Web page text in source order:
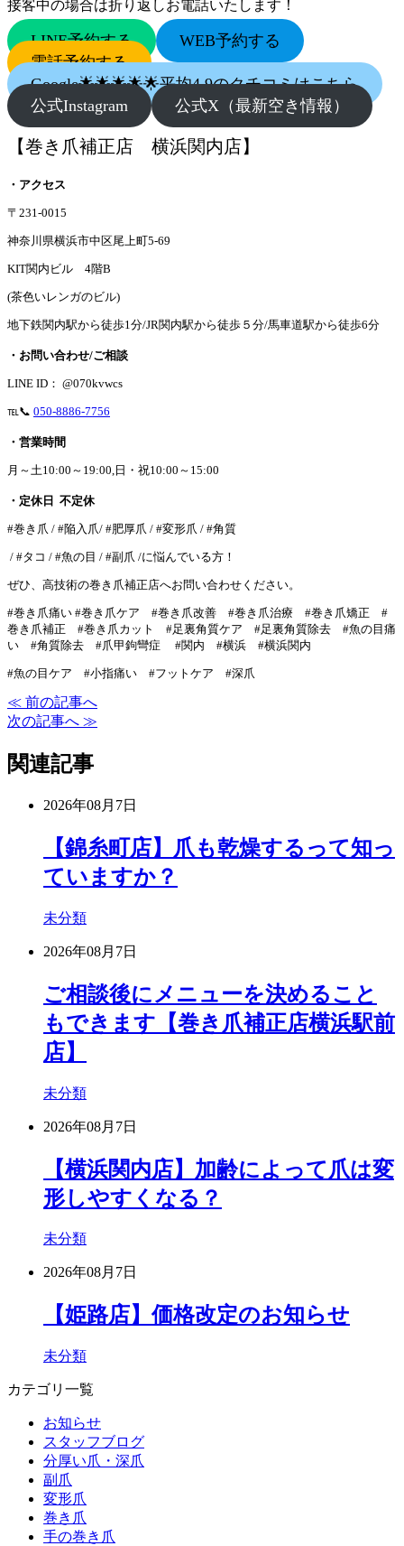
接客中の場合は折り返しお電話いたします！
LINE予約する
WEB予約する
電話予約する
Google🌟🌟🌟🌟🌟平均4.9のクチコミはこちら
公式Instagram
公式X（最新空き情報）
【巻き爪補正店 横浜関内店】
・アクセス
〒231-0015
神奈川県横浜市中区尾上町5-69
KIT関内ビル 4階B
(茶色いレンガのビル)
地下鉄関内駅から徒歩1分/JR関内駅から徒歩５分/馬車道駅から徒歩6分
・お問い合わせ/ご相談
LINE ID： @070kvwcs
℡📞 050-8886-7756
・営業時間
月～土10:00～19:00,日・祝10:00～15:00
・定休日 不定休
#巻き爪 / #陥入爪/ #肥厚爪 / #変形爪 / #角質
/ #タコ / #魚の目 / #副爪 /に悩んでいる方！
ぜひ、高技術の巻き爪補正店へお問い合わせください。
#巻き爪痛い #巻き爪ケア #巻き爪改善 #巻き爪治療 #巻き爪矯正 #
巻き爪補正 #巻き爪カット #足裏角質ケア #足裏角質除去 #魚の目痛
い #角質除去 #爪甲鉤彎症 #関内 #横浜 #横浜関内
#魚の目ケア #小指痛い #フットケア #深爪
≪ 前の記事へ
次の記事へ ≫
関連記事
2026年08月7日
【錦糸町店】爪も乾燥するって知っ
ていますか？
未分類
2026年08月7日
ご相談後にメニューを決めること
もできます【巻き爪補正店横浜駅前
店】
未分類
2026年08月7日
【横浜関内店】加齢によって爪は変
形しやすくなる？
未分類
2026年08月7日
【姫路店】価格改定のお知らせ
未分類
カテゴリ一覧
お知らせ
スタッフブログ
分厚い爪・深爪
副爪
変形爪
巻き爪
手の巻き爪